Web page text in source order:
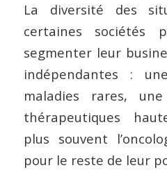
La diversité des
certaines sociétés
segmenter leur
indépendantes :
maladies rares,
thérapeutiques
plus souvent
pour le reste de leur